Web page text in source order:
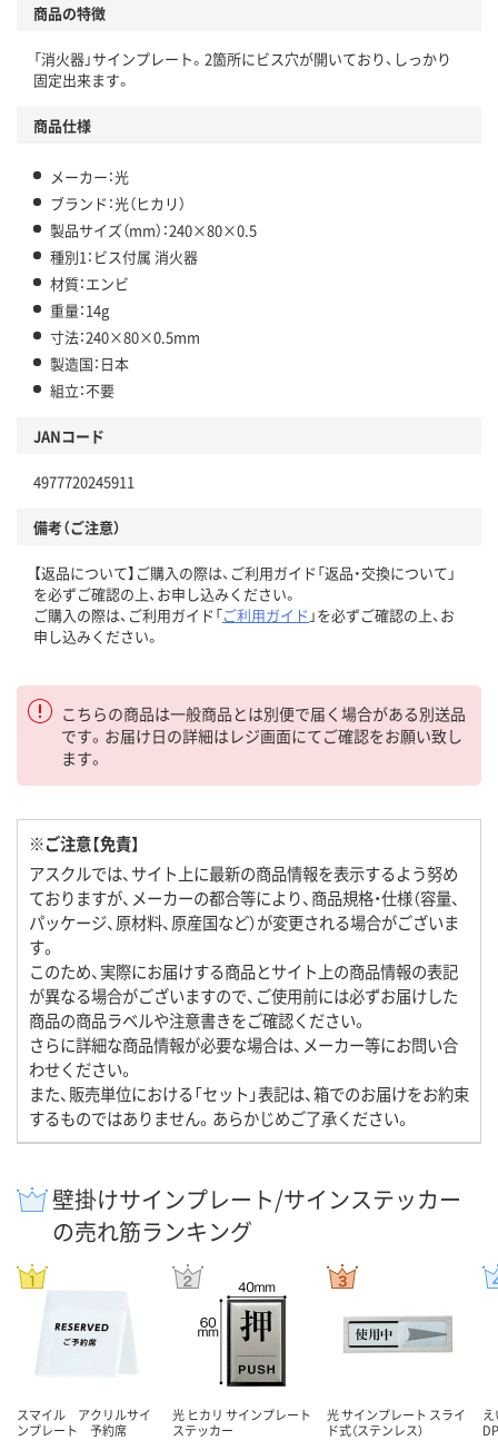
商品の特徴
「消火器」サインプレート。2箇所にビス穴が開いており、しっかり
固定出来ます。
商品仕様
メーカー：光
ブランド：光（ヒカリ）
製品サイズ（mm）：240×80×0.5
種別1：ビス付属 消火器
材質：エンビ
重量：14g
寸法：240×80×0.5mm
製造国：日本
組立：不要
JANコード
4977720245911
備考（ご注意）
【返品について】ご購入の際は、ご利用ガイド「返品・交換について」
を必ずご確認の上、お申し込みください。
ご購入の際は、ご利用ガイド「ご利用ガイド 」を必ずご確認の上、お
申し込みください。
こちらの商品は一般商品とは別便で届く場合がある別送品
です。お届け日の詳細はレジ画面にてご確認をお願い致し
ます。
※ご注意【免責】
アスクルでは、サイト上に最新の商品情報を表示するよう努め
ておりますが、メーカーの都合等により、商品規格・仕様（容量、
パッケージ、原材料、原産国など）が変更される場合がございま
す。
このため、実際にお届けする商品とサイト上の商品情報の表記
が異なる場合がございますので、ご使用前には必ずお届けした
商品の商品ラベルや注意書きをご確認ください。
さらに詳細な商品情報が必要な場合は、メーカー等にお問い合
わせください。
また、販売単位における「セット」表記は、箱でのお届けをお約束
するものではありません。あらかじめご了承ください。
壁掛けサインプレート/サインステッカー
の売れ筋ランキング
スマイル アクリルサイ
ンプレート 予約席
光 ヒカリ サインプレート
ステッカー
光 サインプレート スライ
ド式（ステンレス）